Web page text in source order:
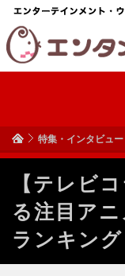
特集・インタビュー
【テレビ
る注目ア
ランキング